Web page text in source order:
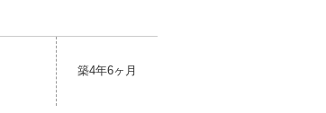
築4年6ヶ月